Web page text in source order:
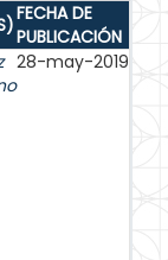
FECHA DE
PUBLICACIÓN
28-may-2019